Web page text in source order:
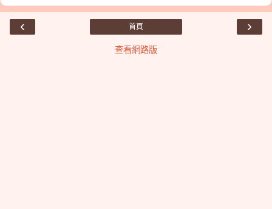
‹ ›
首頁
查看網路版